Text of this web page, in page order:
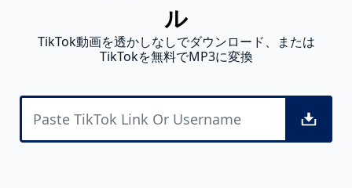
ル
TikTok動画を透かしなしでダウンロード、または
TikTokを無料でMP3に変換